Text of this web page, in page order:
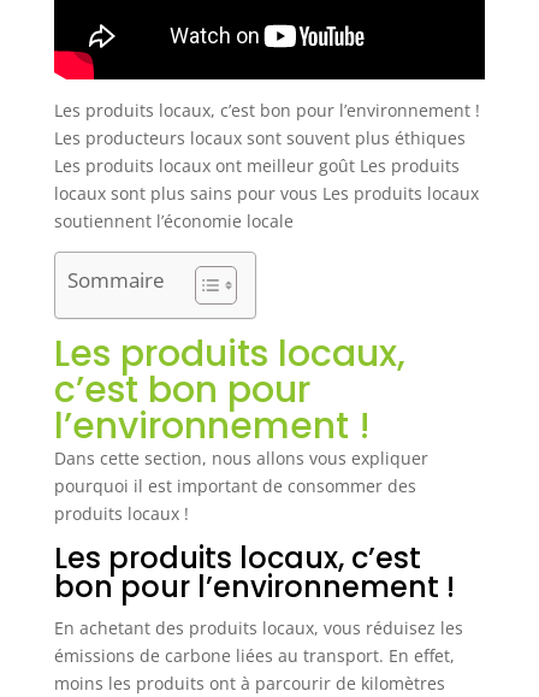
Les produits locaux, c’est bon pour l’environnement !
Les producteurs locaux sont souvent plus éthiques
Les produits locaux ont meilleur goût Les produits
locaux sont plus sains pour vous Les produits locaux
soutiennent l’économie locale
Sommaire
Les produits locaux,
c’est bon pour
l’environnement !
Dans cette section, nous allons vous expliquer
pourquoi il est important de consommer des
produits locaux !
Les produits locaux, c’est
bon pour l’environnement !
En achetant des produits locaux, vous réduisez les
émissions de carbone liées au transport. En effet,
moins les produits ont à parcourir de kilomètres